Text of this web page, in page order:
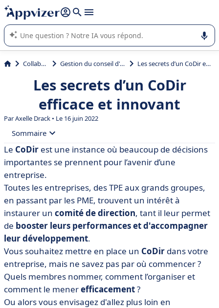
répondre (plusieurs lignes avec
L'IA de Appvizer vous guide dans l'utilisation ou la sélection de
logiciel SaaS en entreprise.
Collaboration Gestion du conseil d'administration Les secrets d’un CoDir efficace et innovant
Les secrets d’un CoDir
efficace et innovant
ParAxelle Drack • Le 16 juin 2022
Sommaire
• Qu’est-ce que le CoDir ?
• Pourquoi créer un CoDir ?
• Comment organiser un CoDir efficace ?
• Digitalisation du CoDir
Le CoDir est une instance où beaucoup de décisions
importantes se prennent pour l’avenir d’une
entreprise.
Toutes les entreprises, des TPE aux grands groupes,
en passant par les PME, trouvent un intérêt à
instaurer un comité de direction, tant il leur permet
de booster leurs performances et d'accompagner
leur développement.
Vous souhaitez mettre en place un CoDir dans votre
entreprise, mais ne savez pas par où commencer ?
Quels membres nommer, comment l’organiser et
comment le menerefficacement?
Ou alors vous envisagez d'allez plus loin en